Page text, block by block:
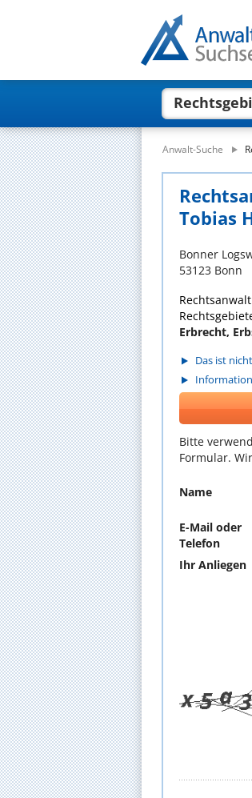
Anwalt-Suche
Tobias
Bonner
53123 Bonn
Erbrecht,
Das ist
Bitte
Formular.
Name
E-Mail oder
Telefon
Ihr Anliegen